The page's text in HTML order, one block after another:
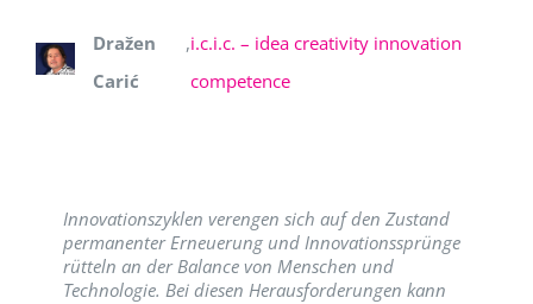
Dražen
Carić
,i.c.i.c. – idea creativity innovation
competence
Innovationszyklen verengen sich auf den Zustand
permanenter Erneuerung und Innovationssprünge
rütteln an der Balance von Menschen und
Technologie. Bei diesen Herausforderungen kann